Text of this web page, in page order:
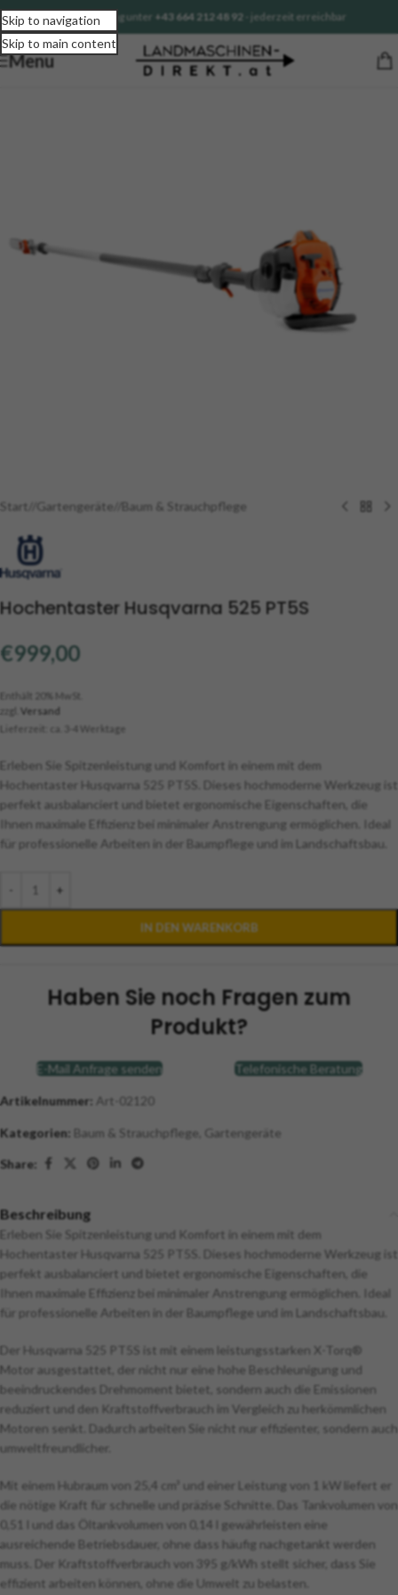
Skip to navigation
Skip to main content
Sofortberatung unter +43 664 212 48 92 - jederzeit erreichbar
Menu
Start Gartengeräte Baum & Strauchpflege
Hochentaster Husqvarna 525 PT5S
€999,00
Enthält 20% MwSt.
zzgl.
Versand
Lieferzeit: ca. 3-4 Werktage
Erleben Sie Spitzenleistung und Komfort in einem mit dem
Hochentaster Husqvarna 525 PT5S. Dieses hochmoderne Werkzeug ist
perfekt ausbalanciert und bietet ergonomische Eigenschaften, die
Ihnen maximale Effizienz bei minimaler Anstrengung ermöglichen. Ideal
für professionelle Arbeiten in der Baumpflege und im Landschaftsbau.
+
IN DEN WARENKORB
Haben Sie noch Fragen zum
Produkt?
E-Mail Anfrage senden Telefonische Beratung
Artikelnummer: Art-02120
Kategorien: Baum & Strauchpflege Gartengeräte
Share:
Beschreibung
Erleben Sie Spitzenleistung und Komfort in einem mit dem
Hochentaster Husqvarna 525 PT5S. Dieses hochmoderne Werkzeug ist
perfekt ausbalanciert und bietet ergonomische Eigenschaften, die
Ihnen maximale Effizienz bei minimaler Anstrengung ermöglichen. Ideal
für professionelle Arbeiten in der Baumpflege und im Landschaftsbau.
Der Husqvarna 525 PT5S ist mit einem leistungsstarken X-Torq®
Motor ausgestattet, der nicht nur eine hohe Beschleunigung und
beeindruckendes Drehmoment bietet, sondern auch die Emissionen
reduziert und den Kraftstoffverbrauch im Vergleich zu herkömmlichen
Motoren senkt. Dadurch arbeiten Sie nicht nur effizienter, sondern auch
umweltfreundlicher.
Mit einem Hubraum von 25,4 cm³ und einer Leistung von 1 kW liefert er
die nötige Kraft für schnelle und präzise Schnitte. Das Tankvolumen von
0,51 l und das Öltankvolumen von 0,14 l gewährleisten eine
ausreichende Betriebsdauer, ohne dass häufig nachgetankt werden
muss. Der Kraftstoffverbrauch von 395 g/kWh stellt sicher, dass Sie
effizient arbeiten können, ohne die Umwelt zu belasten.